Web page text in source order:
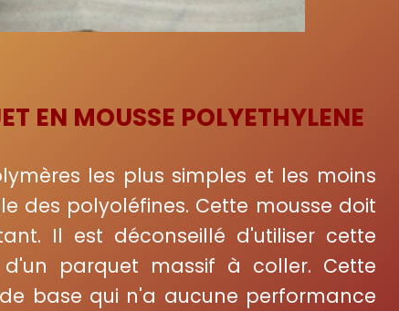
EN MOUSSE POLYETHYLENE
les plus simples et les moins
des polyoléfines. Cette mousse doit
Il est déconseillé d'utiliser cette
parquet massif à coller. Cette
base qui n'a aucune performance